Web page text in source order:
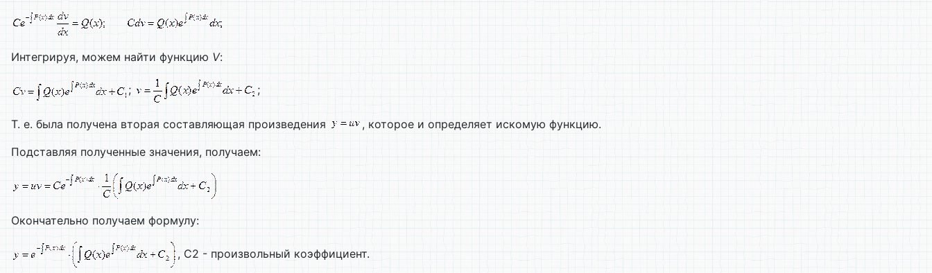
Интегрируя, можем найти функцию V:
; ;
Т. е. была получена вторая составляющая произведения
, которое и определяет искомую функцию.
Подставляя полученные значения, получаем:
Окончательно получаем формулу:
, С2 - произвольный коэффициент.